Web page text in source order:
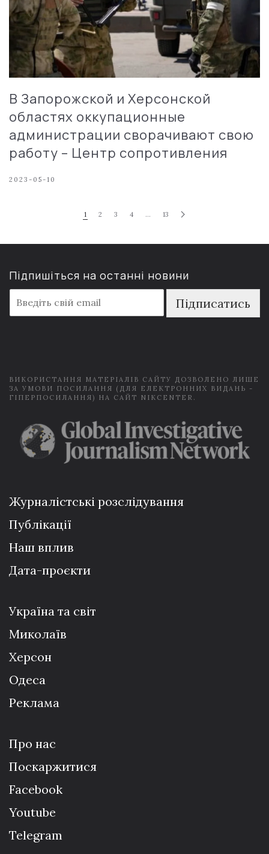
В Запорожской и Херсонской
областях оккупационные
администрации сворачивают свою
работу – Центр сопротивления
2023-05-10
1 2 3 4 … 13
Підпишіться на останні новини
m
a
Підписатись
ВИКОРИСТАННЯ МАТЕРІАЛІВ САЙТУ ДОЗВОЛЕНО ЛИШЕ
ЗА УМОВИ ПОСИЛАННЯ (ДЛЯ ЕЛЕКТРОННИХ ВИДАНЬ -
ГІПЕРПОСИЛАННЯ) НА САЙТ NIKCENTER.
Журналістські розслідування
Публікації
Наш вплив
Дата-проєкти
Україна та світ
Миколаїв
Херсон
Одеса
Реклама
Про нас
Поскаржитися
Facebook
Youtube
Telegram